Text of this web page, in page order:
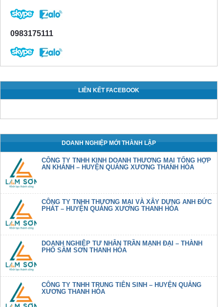
0983175111
LIÊN KẾT FACEBOOK
DOANH NGHIỆP MỚI THÀNH LẬP
CÔNG TY TNHH KINH DOANH THƯƠNG MẠI TỔNG HỢP
AN KHÁNH – HUYỆN QUẢNG XƯƠNG THANH HÓA
CÔNG TY TNHH THƯƠNG MẠI VÀ XÂY DỰNG ANH ĐỨC
PHÁT – HUYỆN QUẢNG XƯƠNG THANH HÓA
DOANH NGHIỆP TƯ NHÂN TRẦN MẠNH ĐẠI – THÀNH
PHỐ SẦM SƠN THANH HÓA
CÔNG TY TNHH TRUNG TIÊN SINH – HUYỆN QUẢNG
XƯƠNG THANH HÓA